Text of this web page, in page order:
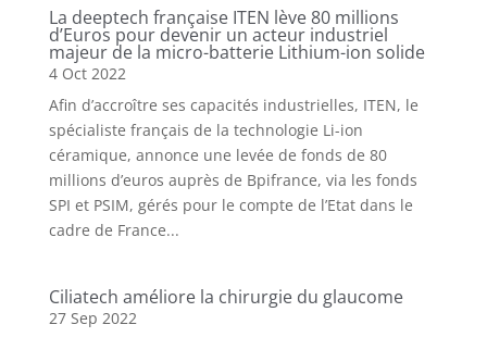
La deeptech française ITEN lève 80 millions
d’Euros pour devenir un acteur industriel
majeur de la micro-batterie Lithium-ion solide
4 Oct 2022
Afin d’accroître ses capacités industrielles, ITEN, le
spécialiste français de la technologie Li-ion
céramique, annonce une levée de fonds de 80
millions d’euros auprès de Bpifrance, via les fonds
SPI et PSIM, gérés pour le compte de l’Etat dans le
cadre de France...
Ciliatech améliore la chirurgie du glaucome
27 Sep 2022